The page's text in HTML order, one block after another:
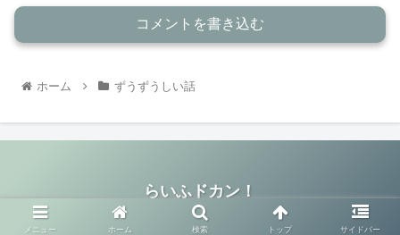
コメントを書き込む
ホーム ずうずうしい話
らいふドカン！
© 2019-2026 らいふドカン！.
メニュー ホーム 検索 トップ サイドバー